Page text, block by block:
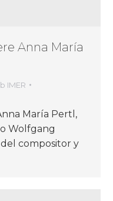
Anna María
IMER
María Pertl,
Wolfgang
compositor y